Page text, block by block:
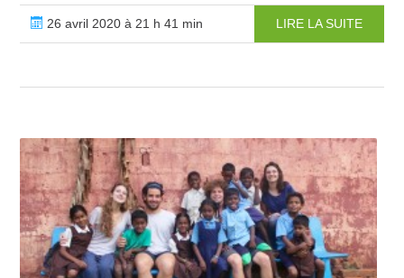
26 avril 2020 à 21 h 41 min LIRE LA SUITE